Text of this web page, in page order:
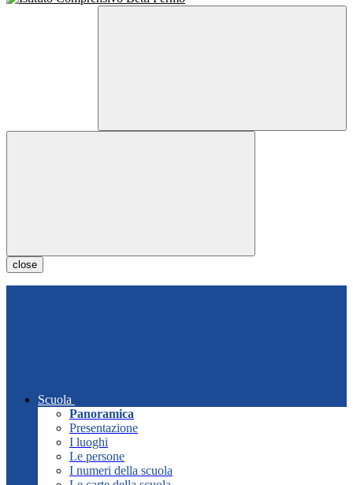
close
Scuola
Panoramica
Presentazione
I luoghi
Le persone
I numeri della scuola